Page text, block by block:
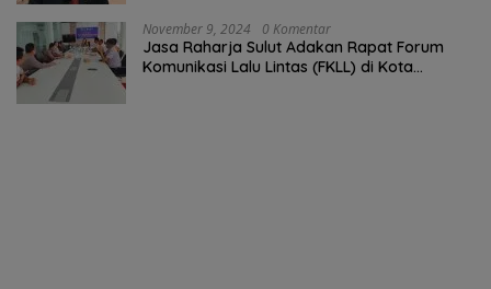
November 9, 2024 0 Komentar
Jasa Raharja Sulut Adakan Rapat Forum
Komunikasi Lalu Lintas (FKLL) di Kota